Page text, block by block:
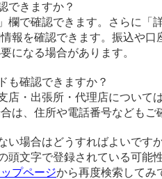
できますか？
欄で確認できます。さらに「
報を確認できます。振込や
になる場合があります。
も確認できますか？
店・出張所・代理店について
は、住所や電話番号などもご
い場合はどうすればよいです
頭文字で登録されている可能
ップページから再度検索してみ